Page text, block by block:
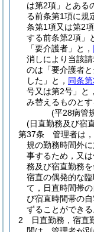
は第2項」とある
る前条第1項に規
条第1項又は第2
する前条第2項」
「要介護者」と，
消しにより当該
のは「要介護者
した」と， 同条
号又は第2号」と
み替えるものとす
(平28病管
(日直勤務及び宿
第37条
管理者は
規の勤務時間外
事するため，又
務及び宿直勤務
宿直の偶発的な
て，日直時間帯
び宿直時間帯の
ずることができる
2
日直勤務，宿直